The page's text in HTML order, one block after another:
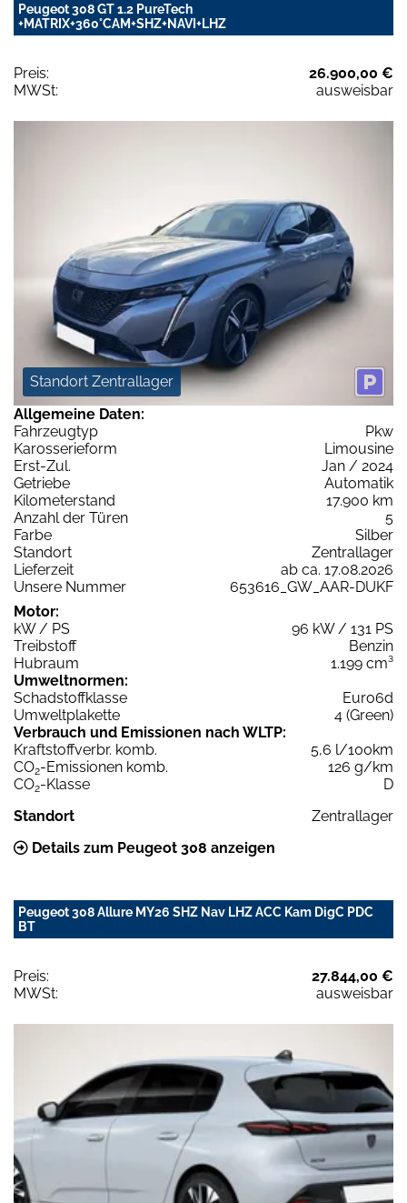
Peugeot 308 GT 1.2 PureTech
+MATRIX+360°CAM+SHZ+NAVI+LHZ
Preis:
26.900,00 €
MWSt:
ausweisbar
Standort Zentrallager
Allgemeine Daten:
Fahrzeugtyp
Pkw
Karosserieform
Limousine
Erst-Zul.
Jan / 2024
Getriebe
Automatik
Kilometerstand
17.900 km
Anzahl der Türen
5
Farbe
Silber
Standort
Zentrallager
Lieferzeit
ab ca. 17.08.2026
Unsere Nummer
653616_GW_AAR-DUKF
Motor:
kW / PS
96 kW / 131 PS
Treibstoff
Benzin
Hubraum
1.199 cm³
Umweltnormen:
Schadstoffklasse
Euro6d
Umweltplakette
4 (Green)
Verbrauch und Emissionen nach WLTP:
Kraftstoffverbr. komb.
5,6 l/100km
CO2-Emissionen komb.
126 g/km
CO2-Klasse
D
Standort
Zentrallager
Details zum Peugeot 308 anzeigen
Peugeot 308 Allure MY26 SHZ Nav LHZ ACC Kam DigC PDC
BT
Preis:
27.844,00 €
MWSt:
ausweisbar